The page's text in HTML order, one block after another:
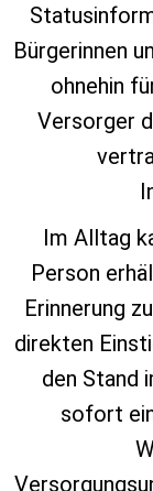
Bürgerinnen
ohnehin
Versorger
Im Alltag
Person
Erinnerung
direkten
den Stand
sofort